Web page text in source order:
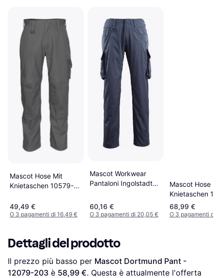
Mascot Hose Mit
Knietaschen 10579-
49,49 €
O 3 pagamenti di 16,49 €
Mascot Workwear
Pantaloni Ingolstadt
60,16 €
O 3 pagamenti di 20,05 €
Mascot Hose
Knietaschen
154 Schwarz
68,99 €
O 3 pagamenti di
Dettagli del prodotto
Il prezzo più basso per Mascot Dortmund Pant -
12079-203 è 58,99 €. Questa è attualmente l'offerta